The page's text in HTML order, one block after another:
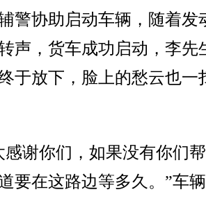
警协助启动车辆，随着发
声，货车成功启动，李先
于放下，脸上的愁云也一
谢你们，如果没有你们
要在这路边等多久。”车